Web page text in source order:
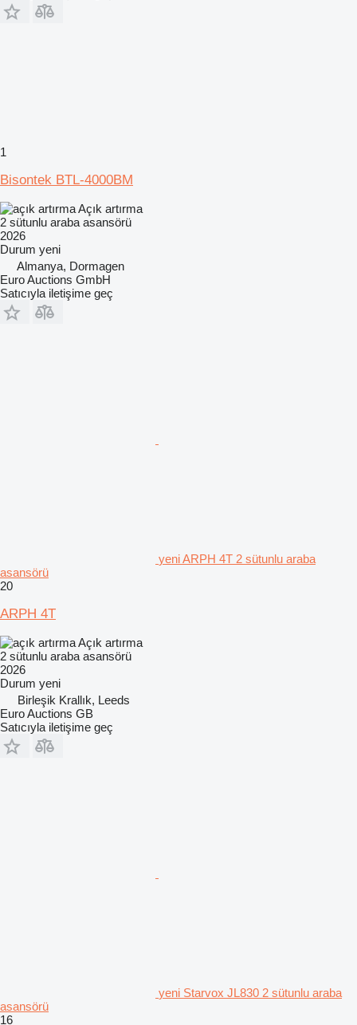
1
Bisontek BTL-4000BM
Açık artırma
2 sütunlu araba asansörü
2026
Durum yeni
Almanya, Dormagen
Euro Auctions GmbH
Satıcıyla iletişime geç
yeni ARPH 4T 2 sütunlu araba
asansörü
20
ARPH 4T
Açık artırma
2 sütunlu araba asansörü
2026
Durum yeni
Birleşik Krallık, Leeds
Euro Auctions GB
Satıcıyla iletişime geç
yeni Starvox JL830 2 sütunlu araba
asansörü
16